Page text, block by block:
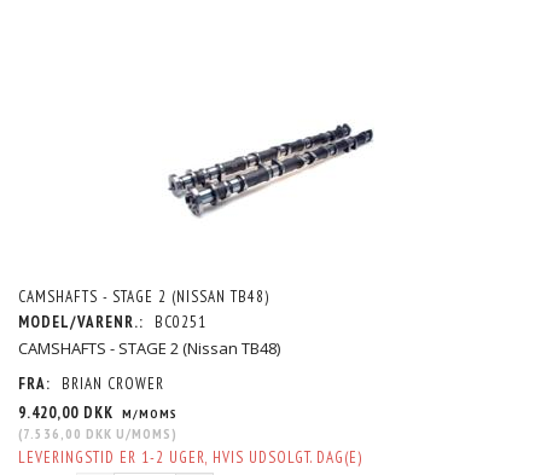
CAMSHAFTS - STAGE 2 (NISSAN TB48)
MODEL/VARENR.:
BC0251
CAMSHAFTS - STAGE 2 (Nissan TB48)
FRA:
BRIAN CROWER
9.420,00 DKK M/MOMS
(7.536,00 DKK U/MOMS )
LEVERINGSTID ER 1-2 UGER, HVIS UDSOLGT. DAG(E)